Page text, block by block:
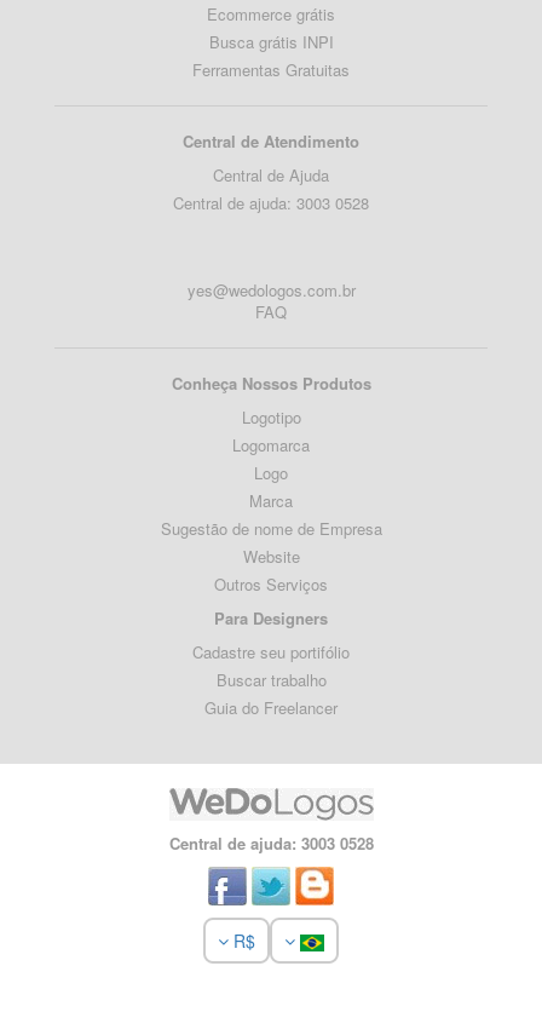
Ecommerce grátis
Busca grátis INPI
Ferramentas Gratuitas
Central de Atendimento
Central de Ajuda
Central de ajuda: 3003 0528
yes@wedologos.com.br
FAQ
Conheça Nossos Produtos
Logotipo
Logomarca
Logo
Marca
Sugestão de nome de Empresa
Website
Outros Serviços
Para Designers
Cadastre seu portifólio
Buscar trabalho
Guia do Freelancer
Central de ajuda: 3003 0528
R$